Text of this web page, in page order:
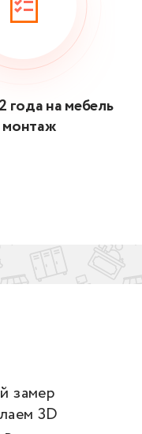
года на мебель
монтаж
замер
3D